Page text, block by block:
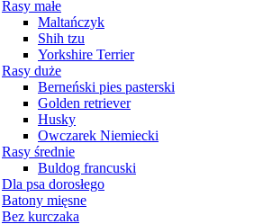
Rasy małe
Maltańczyk
Shih tzu
Yorkshire Terrier
Rasy duże
Berneński pies pasterski
Golden retriever
Husky
Owczarek Niemiecki
Rasy średnie
Buldog francuski
Dla psa dorosłego
Batony mięsne
Bez kurczaka